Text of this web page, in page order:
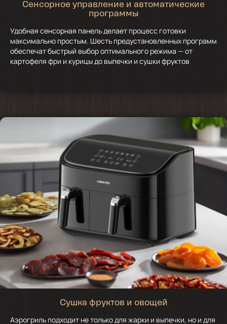
Сенсорное управление и автоматические
программы
Удобная сенсорная панель делает процесс готовки
максимально простым. Шесть предустановленных программ
обеспечат быстрый выбор оптимального режима — от
картофеля фри и курицы до выпечки и сушки фруктов
Сушка фруктов и овощей
Аэрогриль подходит не только для жарки и выпечки, но и для